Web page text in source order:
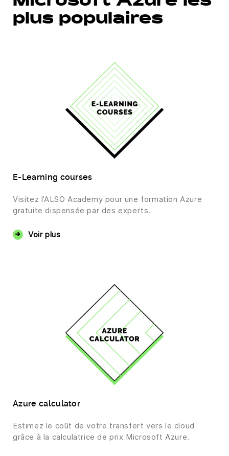
plus populaires
E-Learning courses
Visitez l’ALSO Academy pour une formation Azure
gratuite dispensée par des experts.
Voir plus
Azure calculator
Estimez le coût de votre transfert vers le cloud
grâce à la calculatrice de prix Microsoft Azure.